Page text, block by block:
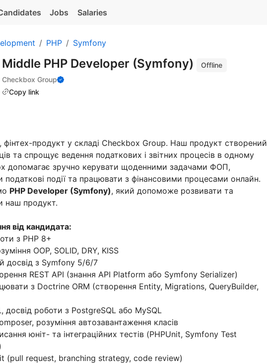
Jobs Salaries
PHP Symfony
Middle PHP Developer (Symfony)
Offline
Checkbox Group
Copy link
, фінтех-продукт у складі Checkbox Group. Наш продукт створений
та спрощує ведення податкових і звітних процесів в одному
допомагає зручно керувати щоденними задачами ФОП,
податкові події та працювати з фінансовими процесами онлайн.
PHP Developer (Symfony), який допоможе розвивати та
наш продукт.
від кандидата:
з PHP 8+
OOP, SOLID, DRY, KISS
досвід з Symfony 5/6/7
REST API (знання API Platform або Symfony Serializer)
з Doctrine ORM (створення Entity, Migrations, QueryBuilder,
досвід роботи з PostgreSQL або MySQL
розуміння автозавантаження класів
юніт- та інтеграційних тестів (PHPUnit, Symfony Test
(pull request, branching strategy, code review)